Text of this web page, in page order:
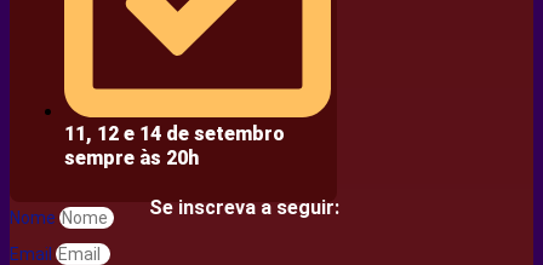
11, 12 e 14 de setembro
sempre às 20h
Se inscreva a seguir:
Nome
Email